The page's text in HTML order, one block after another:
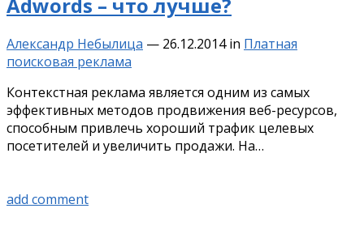
Adwords – что лучше?
Александр Небылица — 26.12.2014 in Платная
поисковая реклама
Контекстная реклама является одним из самых
эффективных методов продвижения веб-ресурсов,
способным привлечь хороший трафик целевых
посетителей и увеличить продажи. На…
add comment